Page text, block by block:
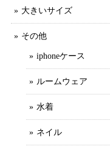
大きいサイズ
その他
iphoneケース
ルームウェア
水着
ネイル